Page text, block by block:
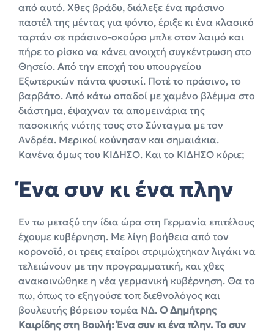
από αυτό. Χθες βράδυ, διάλεξε ένα πράσινο
παστέλ της μέντας για φόντο, έριξε κι ένα κλασικό
ταρτάν σε πράσινο-σκούρο μπλε στον λαιμό και
πήρε το ρίσκο να κάνει ανοιχτή συγκέντρωση στο
Θησείο. Από την εποχή του υπουργείου
Εξωτερικών πάντα φυστικί. Ποτέ το πράσινο, το
βαρβάτο. Από κάτω οπαδοί με χαμένο βλέμμα στο
διάστημα, έψαχναν τα απομεινάρια της
πασοκικής νιότης τους στο Σύνταγμα με τον
Ανδρέα. Μερικοί κούνησαν και σημαιάκια.
Κανένα όμως του ΚΙΔΗΣΟ. Και το ΚΙΔΗΣΟ κύριε;
Ένα συν κι ένα πλην
Εν τω μεταξύ την ίδια ώρα στη Γερμανία επιτέλους
έχουμε κυβέρνηση. Με λίγη βοήθεια από τον
κορονοϊό, οι τρεις εταίροι στριμώχτηκαν λιγάκι να
τελειώνουν με την προγραμματική, και χθες
ανακοινώθηκε η νέα γερμανική κυβέρνηση. Θα το
πω, όπως το εξηγούσε τοπ διεθνολόγος και
βουλευτής βόρειου τομέα ΝΔ. Ο Δημήτρης
Καιρίδης στη Βουλή: Ένα συν κι ένα πλην. Το συν